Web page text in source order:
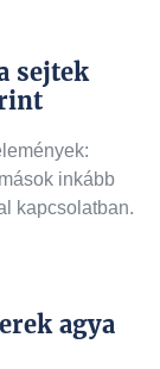
sejtek
inkább
kapcsolatban.
agya